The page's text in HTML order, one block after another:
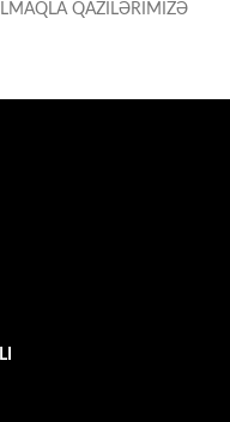
QAZİLƏRIMİZƏ